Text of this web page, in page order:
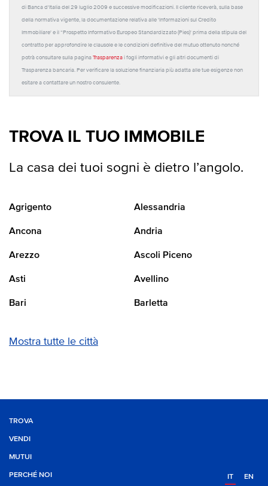
di Banca d'Italia del 29 luglio 2009 e successive modificazioni. Il cliente riceverà, sulla base
della normativa vigente, la documentazione relativa alle 'Informazioni sul Credito
Immobiliare' e il “Prospetto Informativo Europeo Standardizzato (Pies)' prima della stipula del
contratto per approfondire le clausole e le condizioni definitive del mutuo ottenuto nonché
potrà consultare sulla pagina Trasparenza i fogli informativi e gli altri documenti di
Trasparenza bancaria. Per verificare la soluzione finanziaria più adatta alle tue esigenze non
esitare a contattare un nostro consulente.
TROVA IL TUO IMMOBILE
La casa dei tuoi sogni è dietro l’angolo.
Agrigento Alessandria
Ancona Andria
Arezzo Ascoli Piceno
Asti Avellino
Bari Barletta
Mostra tutte le città
TROVA
VENDI
MUTUI
PERCHÉ NOI IT EN